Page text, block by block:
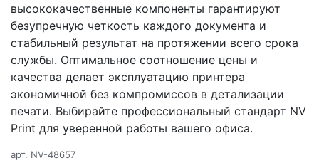
высококачественные компоненты гарантируют
безупречную четкость каждого документа и
стабильный результат на протяжении всего срока
службы. Оптимальное соотношение цены и
качества делает эксплуатацию принтера
экономичной без компромиссов в детализации
печати. Выбирайте профессиональный стандарт NV
Print для уверенной работы вашего офиса.
арт. NV-48657